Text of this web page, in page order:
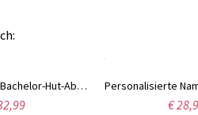
Personalisierte Bachelor-Hut-Abschluss-Halskette mit Zirkon, individuelle Namens-Herz-Charm-Silberhalskette, 2024-Abschlussgeschenk für Absolvent/Tochter/Schwester
€